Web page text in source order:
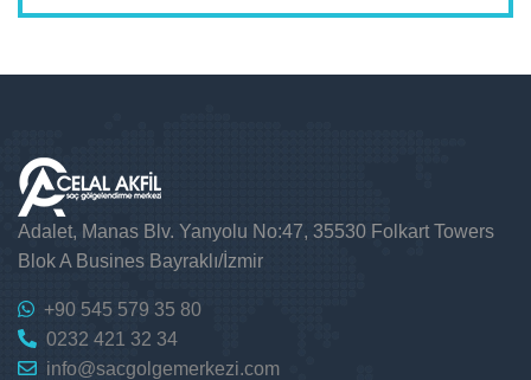
Adalet, Manas Blv. Yanyolu No:47, 35530 Folkart Towers
Blok A Busines Bayraklı/İzmir
+90 545 579 35 80
0232 421 32 34
info@sacgolgemerkezi.com